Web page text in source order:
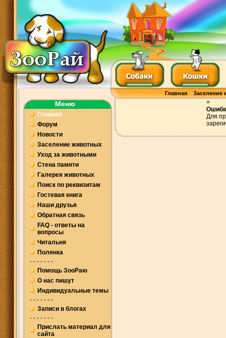
Главная Заселение
Меню
Главная
Форум
Новости
Заселение животных
Уход за животными
Стена памяти
Галерея животных
Поиск по реквизитам
Гостевая книга
Наши друзья
Обратная связь
FAQ - ответы на
вопросы
Читальня
Полянка
- - - - - - -
Помощь ЗооРаю
О нас пишут
Индивидуальные темы
- - - - - - -
Записи в блогах
- - - - - - -
Прислать материал для
сайта
×
Для